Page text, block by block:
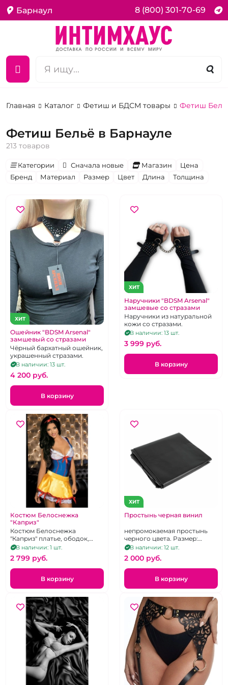
Барнаул 8 (800) 301-70-69
Главная Каталог Фетиш и БДСМ товары Фетиш
Фетиш Бельё в Барнауле
213 товаров
Категории Сначала новые Магазин
Цена
Бренд
Материал Размер Цвет Длина Толщина
ХИТ
Ошейник "BDSM Arsenal"
замшевый со стразами
Чёрный бархатный ошейник,
украшенный стразами.
В наличии: 13 шт.
4 200 pуб.
В корзину
ХИТ
Наручники "BDSM Arsenal"
замшевые со стразами
Наручники из натуральной
кожи со стразами.
В наличии: 13 шт.
3 999 pуб.
В корзину
Костюм Белоснежка
"Каприз"
Костюм Белоснежка
"Каприз" платье, ободок,
чулки, трусики
В наличии: 1 шт.
2 799 pуб.
В корзину
ХИТ
Простынь черная винил
непромокаемая простынь
черного цвета. Размер:
160x200 см.
В наличии: 12 шт.
2 000 pуб.
В корзину